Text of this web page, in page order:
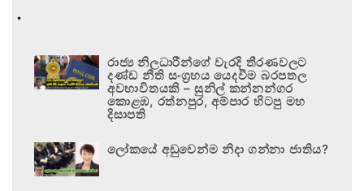
.
රාජ්‍ය නිලධාරීන්ගේ වැරදි තීරණවලට
දණ්ඩ නීති සංග්‍රහය යෙදවීම බරපතල
අවභාවිතයකි – සුනිල් කන්නන්ගර
කොළඹ, රත්නපුර, අම්පාර හිටපු මහ
දිසාපති
ලෝකයේ අඩුවෙන්ම නිදා ගන්නා ජාතිය?